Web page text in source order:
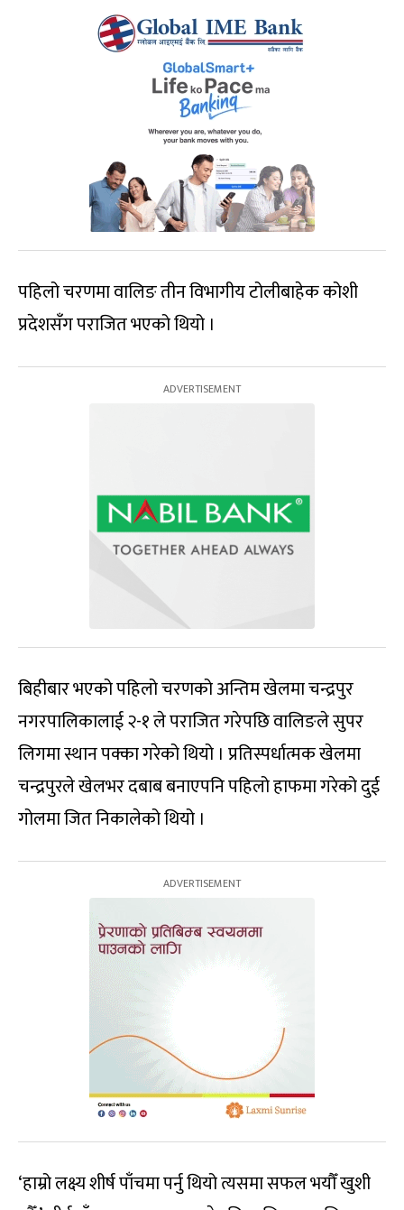
पहिलो चरणमा वालिङ तीन विभागीय टोलीबाहेक कोशी
प्रदेशसँग पराजित भएको थियो ।
बिहीबार भएको पहिलो चरणको अन्तिम खेलमा चन्द्रपुर
नगरपालिकालाई २-१ ले पराजित गरेपछि वालिङले सुपर
लिगमा स्थान पक्का गरेको थियो । प्रतिस्पर्धात्मक खेलमा
चन्द्रपुरले खेलभर दबाब बनाएपनि पहिलो हाफमा गरेको दुई
गोलमा जित निकालेको थियो ।
‘हाम्रो लक्ष्य शीर्ष पाँचमा पर्नु थियो त्यसमा सफल भयौँ खुशी